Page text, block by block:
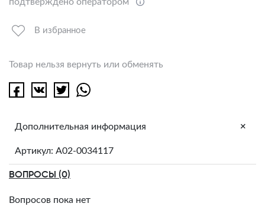
В избранное
Товар нельзя вернуть или обменять
Дополнительная информация +
Артикул: A02-0034117
ВОПРОСЫ (0)
Вопросов пока нет